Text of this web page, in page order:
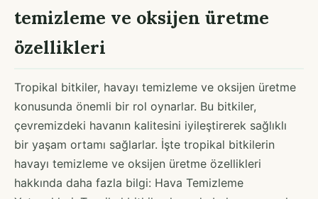
temizleme ve oksijen üretme
özellikleri
Tropikal bitkiler, havayı temizleme ve oksijen üretme
konusunda önemli bir rol oynarlar. Bu bitkiler,
çevremizdeki havanın kalitesini iyileştirerek sağlıklı
bir yaşam ortamı sağlarlar. İşte tropikal bitkilerin
havayı temizleme ve oksijen üretme özellikleri
hakkında daha fazla bilgi: Hava Temizleme